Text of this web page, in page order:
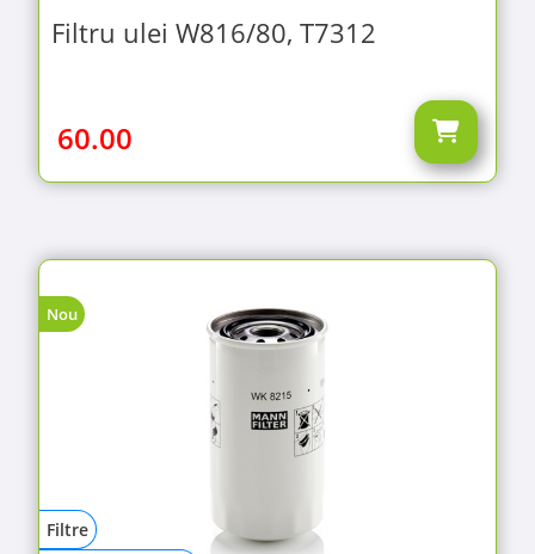
Filtru ulei W816/80, T7312
60.00
Nou
Filtre